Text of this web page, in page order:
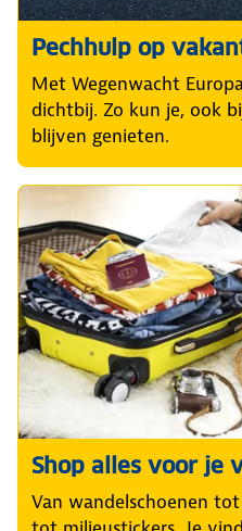
Pechhulp op
Met Wegenwacht
dichtbij. Zo kun je, ook
blijven genieten.
Shop alles voor je
Van wandelschoenen